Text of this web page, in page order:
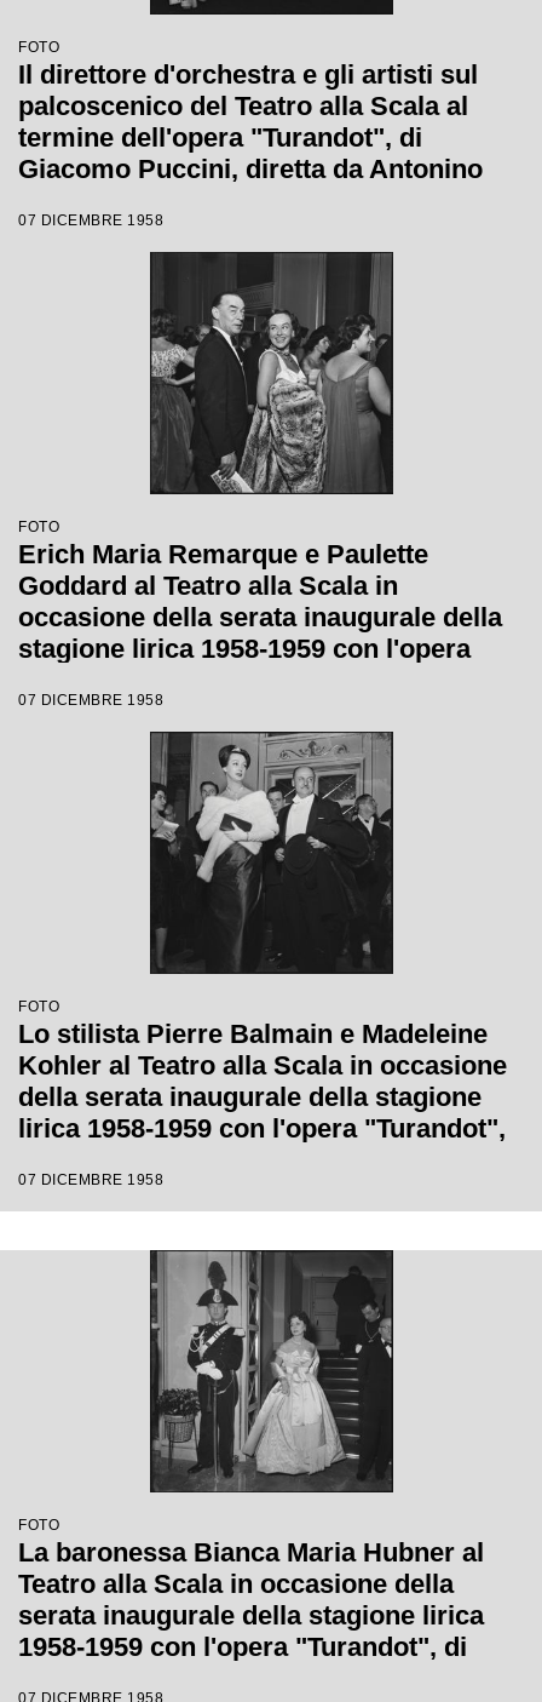
FOTO
Il direttore d'orchestra e gli artisti sul
palcoscenico del Teatro alla Scala al
termine dell'opera "Turandot", di
Giacomo Puccini, diretta da Antonino
Wallmann, che inaugura la stagione
lirica 1958-1959
07 DICEMBRE 1958
FOTO
Erich Maria Remarque e Paulette
Goddard al Teatro alla Scala in
occasione della serata inaugurale della
stagione lirica 1958-1959 con l'opera
da Antonino Votto, con la regia di
Margherita Wallmann
07 DICEMBRE 1958
FOTO
Lo stilista Pierre Balmain e Madeleine
Kohler al Teatro alla Scala in occasione
della serata inaugurale della stagione
lirica 1958-1959 con l'opera "Turandot",
Votto con la regia di Margherita
07 DICEMBRE 1958
FOTO
La baronessa Bianca Maria Hubner al
Teatro alla Scala in occasione della
serata inaugurale della stagione lirica
1958-1959 con l'opera "Turandot", di
07 DICEMBRE 1958